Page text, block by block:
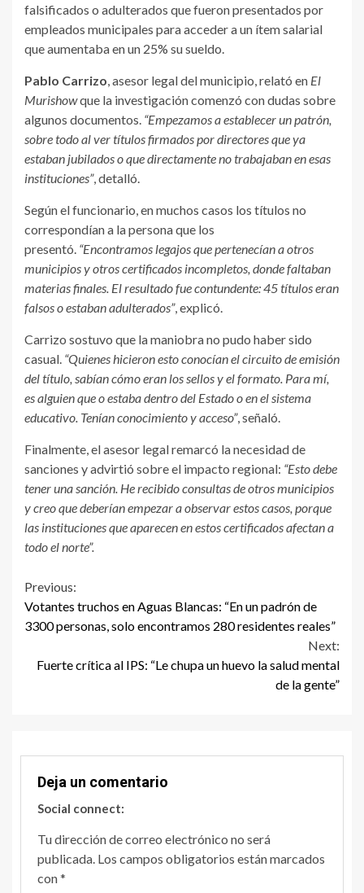
falsificados o adulterados que fueron presentados por
empleados municipales para acceder a un ítem salarial
que aumentaba en un 25% su sueldo.
Pablo Carrizo, asesor legal del municipio, relató en El
Murishowque la investigación comenzó con dudas sobre
algunos documentos. “Empezamos a establecer un patrón,
sobre todo al ver títulos firmados por directores que ya
estaban jubilados o que directamente no trabajaban en esas
instituciones”, detalló.
Según el funcionario, en muchos casos los títulos no
correspondían a la persona que los
presentó. “Encontramos legajos que pertenecían a otros
municipios y otros certificados incompletos, donde faltaban
materias finales. El resultado fue contundente: 45 títulos eran
falsos o estaban adulterados”, explicó.
Carrizo sostuvo que la maniobra no pudo haber sido
casual. “Quienes hicieron esto conocían el circuito de emisión
del título, sabían cómo eran los sellos y el formato. Para mí,
es alguien que o estaba dentro del Estado o en el sistema
educativo. Tenían conocimiento y acceso”, señaló.
Finalmente, el asesor legal remarcó la necesidad de
sanciones y advirtió sobre el impacto regional: “Esto debe
tener una sanción. He recibido consultas de otros municipios
y creo que deberían empezar a observar estos casos, porque
las instituciones que aparecen en estos certificados afectan a
todo el norte”.
Continue
Reading
Previous:
Votantes truchos en Aguas Blancas: “En un padrón de
3300 personas, solo encontramos 280 residentes reales”
Next:
Fuerte crítica al IPS: “Le chupa un huevo la salud mental
de la gente”
Deja un comentario
Social connect:
Tu dirección de correo electrónico no será
publicada. Los campos obligatorios están marcados
con*